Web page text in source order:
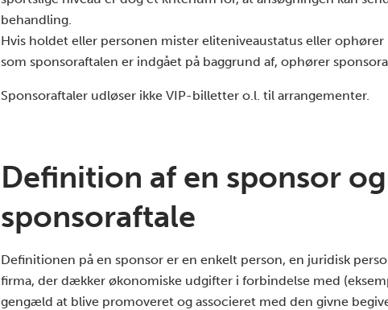
behandling.
Hvis holdet eller personen mister eliteniveaustatus eller
som sponsoraftalen er indgået på baggrund af, ophører
Sponsoraftaler udløser ikke VIP-billetter o.l. til arrangementer.
Definition af en sponsor
sponsoraftale
Definitionen på en sponsor er en enkelt person, en juridisk
firma, der dækker økonomiske udgifter i forbindelse med
gengæld at blive promoveret og associeret med den givne